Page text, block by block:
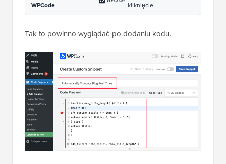
WPCode
kliknięcie
Tak to powinno wyglądać po dodaniu kodu.